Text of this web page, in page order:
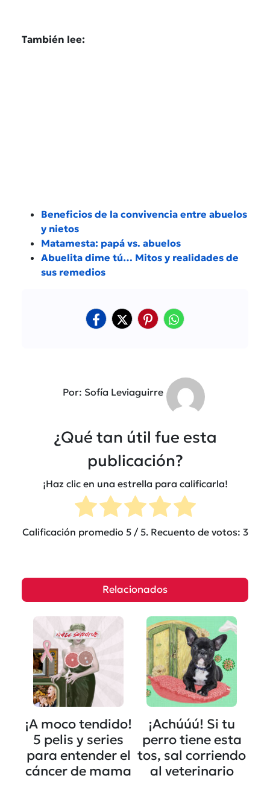
También lee:
Beneficios de la convivencia entre abuelos
y nietos
Matamesta: papá vs. abuelos
Abuelita dime tú… Mitos y realidades de
sus remedios
Por: Sofía Leviaguirre
¿Qué tan útil fue esta
publicación?
¡Haz clic en una estrella para calificarla!
Calificación promedio 5/ 5. Recuento de votos: 3
Relacionados
¡A moco tendido!
5 pelis y series
para entender el
cáncer de mama
¡Achúúú! Si tu
perro tiene esta
tos, sal corriendo
al veterinario